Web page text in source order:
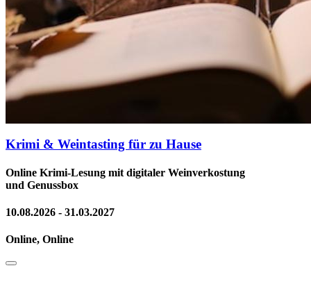
Krimi & Weintasting für zu Hause
Online Krimi-Lesung mit digitaler Weinverkostung
und Genussbox
10.08.2026 - 31.03.2027
Online, Online